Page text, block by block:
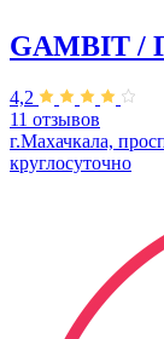
GAMBIT /
4,2
11 отзывов
г.Махачкала,
круглосуточно